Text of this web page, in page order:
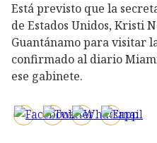
Está previsto que la
de Estados Unidos, Kristi
Guantánamo para visitar
confirmado al diario
ese gabinete.